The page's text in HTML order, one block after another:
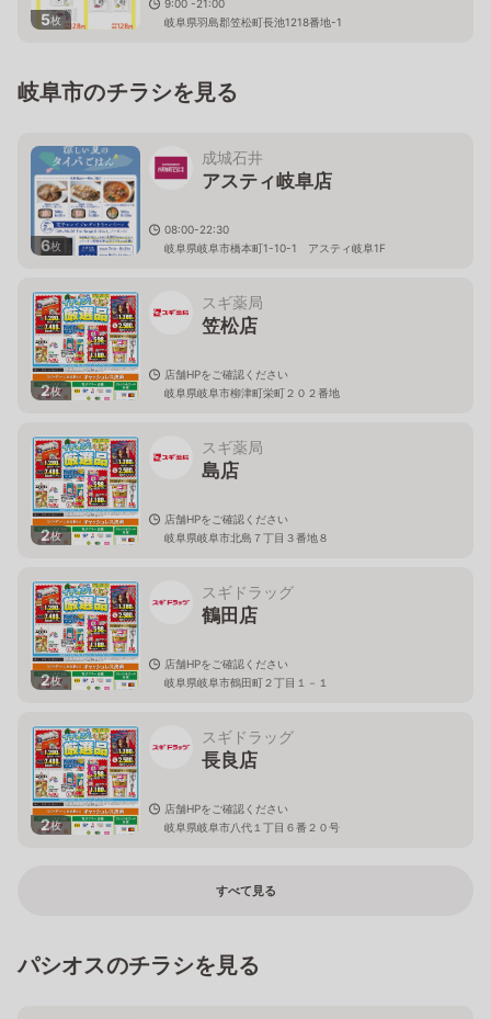
5枚
9:00 -21:00
岐阜県羽島郡笠松町長池1218番地-1
岐阜市のチラシを見る
6枚
成城石井
アスティ岐阜店
08:00-22:30
岐阜県岐阜市橋本町1-10-1 アスティ岐阜1F
2枚
スギ薬局
笠松店
店舗HPをご確認ください
岐阜県岐阜市柳津町栄町２０２番地
2枚
スギ薬局
島店
店舗HPをご確認ください
岐阜県岐阜市北島７丁目３番地８
2枚
スギドラッグ
鶴田店
店舗HPをご確認ください
岐阜県岐阜市鶴田町２丁目１－１
2枚
スギドラッグ
長良店
店舗HPをご確認ください
岐阜県岐阜市八代１丁目６番２０号
すべて見る
パシオスのチラシを見る